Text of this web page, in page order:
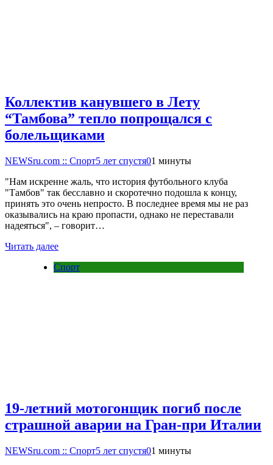
Коллектив канувшего в Лету
“Тамбова” тепло попрощался с
болельщиками
NEWSru.com :: Спорт5 лет спустя01 минуты
"Нам искренне жаль, что история футбольного клуба
"Тамбов" так бесславно и скоротечно подошла к концу,
принять это очень непросто. В последнее время мы не раз
оказывались на краю пропасти, однако не переставали
надеяться", – говорит…
Читать далее
Спорт
19-летний мотогонщик погиб после
страшной аварии на Гран-при Италии
NEWSru.com :: Спорт5 лет спустя01 минуты